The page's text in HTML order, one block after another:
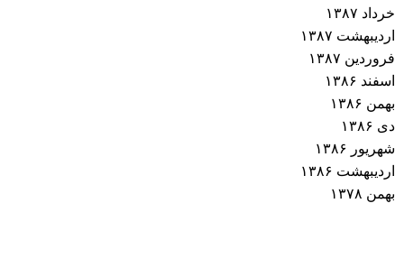
خرداد ۱۳۸۷
اردیبهشت ۱۳۸۷
فروردین ۱۳۸۷
اسفند ۱۳۸۶
بهمن ۱۳۸۶
دی ۱۳۸۶
شهریور ۱۳۸۶
اردیبهشت ۱۳۸۶
بهمن ۱۳۷۸